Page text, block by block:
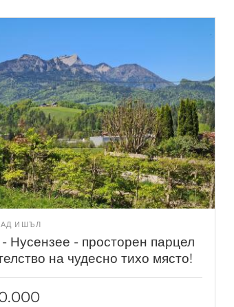
ИШЪЛ
Нусензее - просторен парцел
на чудесно тихо място!